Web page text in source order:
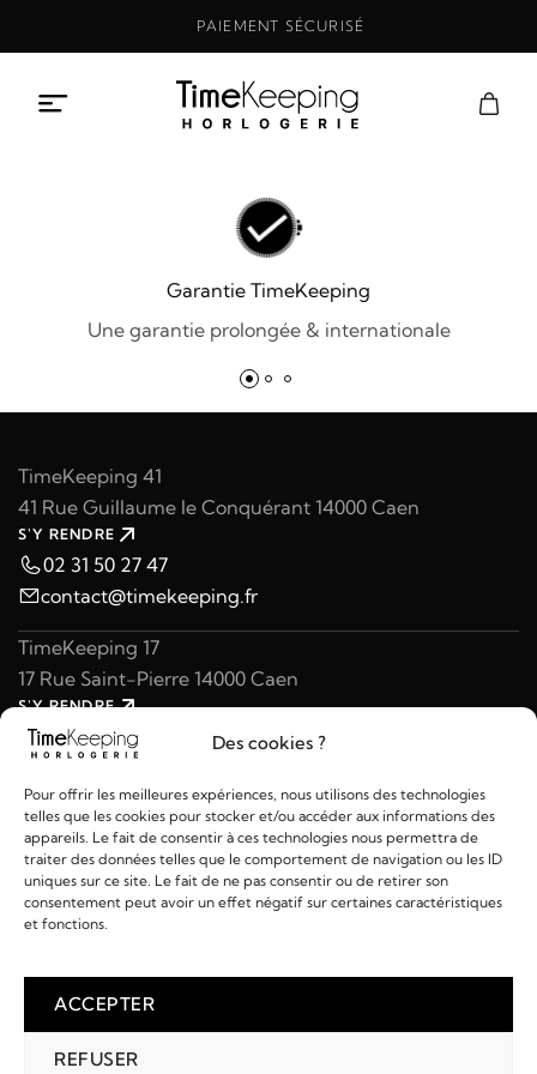
Des cookies ?
Pour offrir les meilleures expériences, nous utilisons des technologies
telles que les cookies pour stocker et/ou accéder aux informations des
appareils. Le fait de consentir à ces technologies nous permettra de
traiter des données telles que le comportement de navigation ou les ID
uniques sur ce site. Le fait de ne pas consentir ou de retirer son
consentement peut avoir un effet négatif sur certaines caractéristiques
et fonctions.
ACCEPTER
REFUSER
PAIEMENT SÉCURISÉ
Garantie TimeKeeping
Une garantie prolongée & internationale
TimeKeeping 41
41 Rue Guillaume le Conquérant 14000 Caen
S'Y RENDRE
02 31 50 27 47
contact@timekeeping.fr
TimeKeeping 17
17 Rue Saint-Pierre 14000 Caen
S'Y RENDRE
02 31 47 49 97
contact@timekeeping.fr
Liens utiles
2026 © TIMEKEEPING - Réalisé par